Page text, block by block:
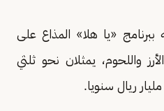
«يا هلا» المذاع على
واللحوم، يمثلان نحو ثلثي